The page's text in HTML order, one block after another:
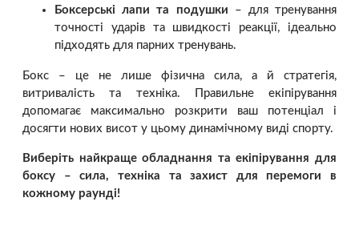
Боксерські лапи та подушки – для тренування
точності ударів та швидкості реакції, ідеально
підходять для парних тренувань.
Бокс – це не лише фізична сила, а й стратегія,
витривалість та техніка. Правильне екіпірування
допомагає максимально розкрити ваш потенціал і
досягти нових висот у цьому динамічному виді спорту.
Виберіть найкраще обладнання та екіпірування для
боксу – сила, техніка та захист для перемоги в
кожному раунді!